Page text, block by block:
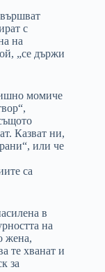
с
на
„се държи
момиче
Казват ни,
или че
са
в
на
жена,
те хванат и
за